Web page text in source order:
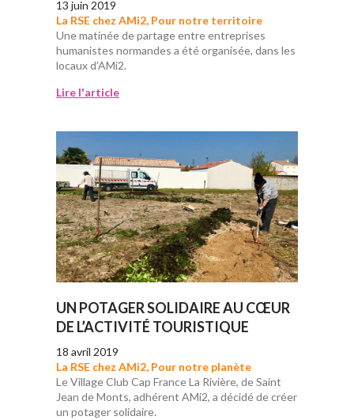
13 juin 2019
La RSE chez AMi2, Pour notre territoire
Une matinée de partage entre entreprises
humanistes normandes a été organisée, dans les
locaux d’AMi2.
Lire l'article
UN POTAGER SOLIDAIRE AU CŒUR
DE L’ACTIVITÉ TOURISTIQUE
18 avril 2019
La RSE chez AMi2, Pour notre planète
Le Village Club Cap France La Rivière, de Saint
Jean de Monts, adhérent AMi2, a décidé de créer
un potager solidaire.